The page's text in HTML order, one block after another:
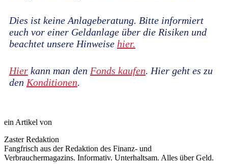
Dies ist keine Anlageberatung. Bitte informiert
euch vor einer Geldanlage über die Risiken und
beachtet unsere Hinweise hier.
Hier kann man den Fonds kaufen. Hier geht es zu
den Konditionen.
ein Artikel von
Zaster Redaktion
Fangfrisch aus der Redaktion des Finanz- und
Verbrauchermagazins. Informativ. Unterhaltsam. Alles über Geld.